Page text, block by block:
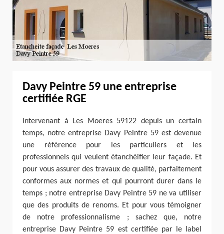
Davy Peintre 59 une entreprise
certifiée RGE
Intervenant à Les Moeres 59122 depuis un certain
temps, notre entreprise Davy Peintre 59 est devenue
une référence pour les particuliers et les
professionnels qui veulent étanchéifier leur façade. Et
pour vous assurer des travaux de qualité, parfaitement
conformes aux normes et qui pourront durer dans le
temps ; notre entreprise Davy Peintre 59 ne va utiliser
que des produits de renoms. Et pour vous témoigner
de notre professionnalisme ; sachez que, notre
entreprise Davy Peintre 59 est certifiée par le label